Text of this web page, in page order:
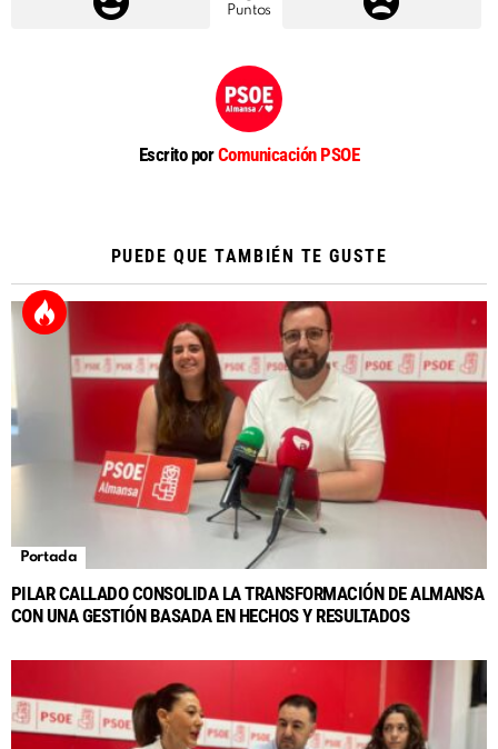
Puntos
Escrito porComunicación PSOE
PUEDE QUE TAMBIÉN TE GUSTE
Portada
PILAR CALLADO CONSOLIDA LA TRANSFORMACIÓN DE ALMANSA
CON UNA GESTIÓN BASADA EN HECHOS Y RESULTADOS